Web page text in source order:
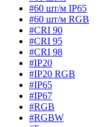
#60 шт/м IP65
#60 шт/м RGB
#CRI 90
#CRI 95
#CRI 98
#IP20
#IP20 RGB
#IP65
#IP67
#RGB
#RGBW